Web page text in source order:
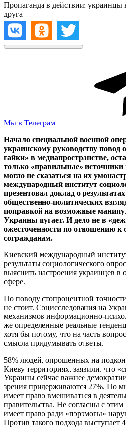
Пропаганда в действии: украинцы
друга
Мы в Телеграм
Начало специальной военной
украинскому руководству повод
гайки» в медиапространстве,
только «правильные»
могло не сказаться на их
международный институт
презентовал доклад о
общественно-политических
поправкой на возможные
Украины пугает. И дело не в
ожесточенности по отношению к
согражданам.
Киевский международный
результаты социологического
выяснить настроения украинцев в
сфере.
По поводу стопроцентной
не стоит. Социсследования на
механизмов информационно-
же определенные реальные
хотя бы потому, что на часть
смысла придумывать ответы.
58% людей, опрошенных на
Киеву территориях, заявили, что
Украины сейчас важнее
зрения придерживаются 27%. По
имеет право вмешиваться в
правительства. Не согласны с
имеет право ради «пэрэмогы»
Против такого подхода выступает